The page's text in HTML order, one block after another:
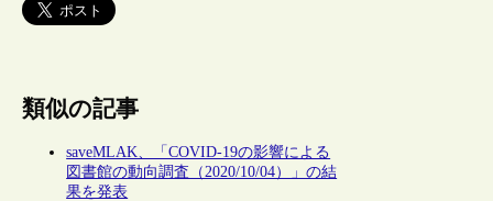
類似の記事
saveMLAK、「COVID-19の影響による
図書館の動向調査（2020/10/04）」の結
果を発表